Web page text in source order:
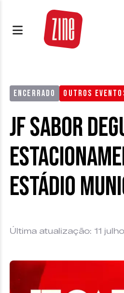
ENCERRADO OUTROS
JF Sabor
Estádio
Última atualização: 11